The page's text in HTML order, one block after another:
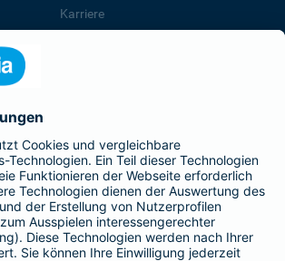
Karriere
ist Teil der BarmeniaGothaer
BELIEBTE SEITEN
Kranken-Zusatzversicherung
Tierversicherungen
Haftpflichtversicherung
Hausratversicherung